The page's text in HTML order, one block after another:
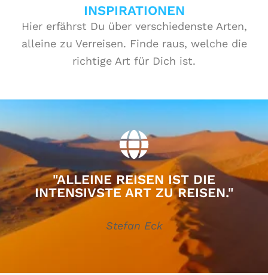
INSPIRATIONEN
Hier erfährst Du über verschiedenste Arten,
alleine zu Verreisen. Finde raus, welche die
richtige Art für Dich ist.
"ALLEINE REISEN IST DIE
INTENSIVSTE ART ZU REISEN."
Stefan Eck